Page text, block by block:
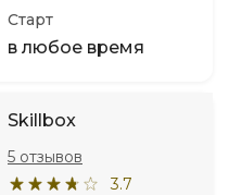
Старт
в любое время
Skillbox
3.7
5 отзывов